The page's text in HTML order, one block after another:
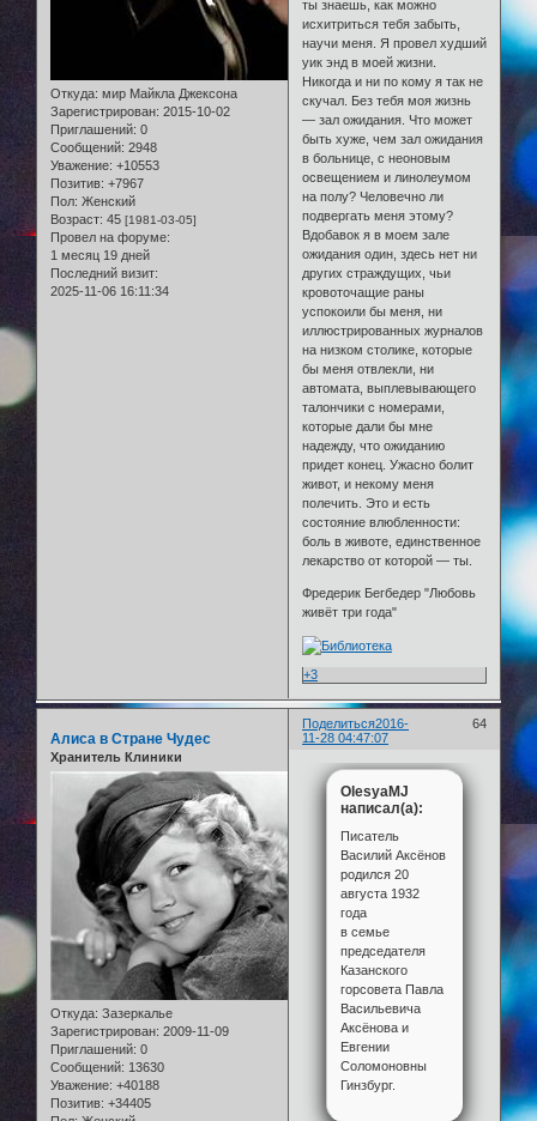
Откуда: мир Майкла Джексона
Зарегистрирован: 2015-10-02
Приглашений: 0
Сообщений: 2948
Уважение: +10553
Позитив: +7967
Пол: Женский
Возраст: 45 [1981-03-05]
Провел на форуме:
1 месяц 19 дней
Последний визит:
2025-11-06 16:11:34
ты знаешь, как можно
исхитриться тебя забыть,
научи меня. Я провел худший
уик энд в моей жизни.
Никогда и ни по кому я так не
скучал. Без тебя моя жизнь
— зал ожидания. Что может
быть хуже, чем зал ожидания
в больнице, с неоновым
освещением и линолеумом
на полу? Человечно ли
подвергать меня этому?
Вдобавок я в моем зале
ожидания один, здесь нет ни
других страждущих, чьи
кровоточащие раны
успокоили бы меня, ни
иллюстрированных журналов
на низком столике, которые
бы меня отвлекли, ни
автомата, выплевывающего
талончики с номерами,
которые дали бы мне
надежду, что ожиданию
придет конец. Ужасно болит
живот, и некому меня
полечить. Это и есть
состояние влюбленности:
боль в животе, единственное
лекарство от которой — ты.
Фредерик Бегбедер "Любовь
живёт три года"
+3
Поделиться 64
2016-
11-28 04:47:07
Алиса в Стране Чудес
Хранитель Клиники
Откуда: Зазеркалье
Зарегистрирован: 2009-11-09
Приглашений: 0
Сообщений: 13630
Уважение: +40188
Позитив: +34405
OlesyaMJ
написал(а):
Писатель
Василий Аксёнов
родился 20
августа 1932
года
в семье
председателя
Казанского
горсовета Павла
Васильевича
Аксёнова и
Евгении
Соломоновны
Гинзбург.